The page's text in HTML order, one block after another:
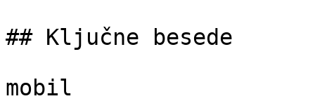
## Ključne besede
mobil